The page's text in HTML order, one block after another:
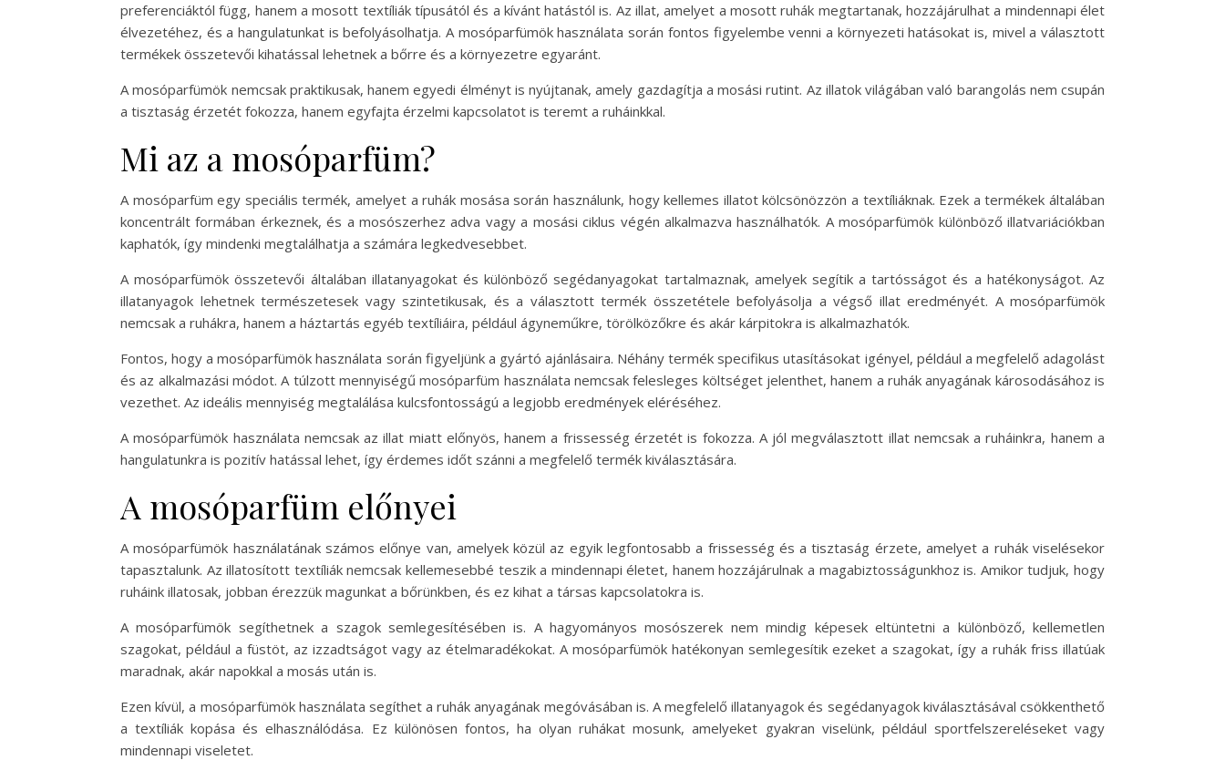
preferenciáktól függ, hanem a mosott textíliák típusától és a kívánt hatástól is. Az illat, amelyet a mosott ruhák megtartanak, hozzájárulhat a mindennapi élet
élvezetéhez, és a hangulatunkat is befolyásolhatja. A mosóparfümök használata során fontos figyelembe venni a környezeti hatásokat is, mivel a választott
termékek összetevői kihatással lehetnek a bőrre és a környezetre egyaránt.
A mosóparfümök nemcsak praktikusak, hanem egyedi élményt is nyújtanak, amely gazdagítja a mosási rutint. Az illatok világában való barangolás nem csupán
a tisztaság érzetét fokozza, hanem egyfajta érzelmi kapcsolatot is teremt a ruháinkkal.
Mi az a mosóparfüm?
A mosóparfüm egy speciális termék, amelyet a ruhák mosása során használunk, hogy kellemes illatot kölcsönözzön a textíliáknak. Ezek a termékek általában
koncentrált formában érkeznek, és a mosószerhez adva vagy a mosási ciklus végén alkalmazva használhatók. A mosóparfümök különböző illatvariációkban
kaphatók, így mindenki megtalálhatja a számára legkedvesebbet.
A mosóparfümök összetevői általában illatanyagokat és különböző segédanyagokat tartalmaznak, amelyek segítik a tartósságot és a hatékonyságot. Az
illatanyagok lehetnek természetesek vagy szintetikusak, és a választott termék összetétele befolyásolja a végső illat eredményét. A mosóparfümök
nemcsak a ruhákra, hanem a háztartás egyéb textíliáira, például ágyneműkre, törölközőkre és akár kárpitokra is alkalmazhatók.
Fontos, hogy a mosóparfümök használata során figyeljünk a gyártó ajánlásaira. Néhány termék specifikus utasításokat igényel, például a megfelelő adagolást
és az alkalmazási módot. A túlzott mennyiségű mosóparfüm használata nemcsak felesleges költséget jelenthet, hanem a ruhák anyagának károsodásához is
vezethet. Az ideális mennyiség megtalálása kulcsfontosságú a legjobb eredmények eléréséhez.
A mosóparfümök használata nemcsak az illat miatt előnyös, hanem a frissesség érzetét is fokozza. A jól megválasztott illat nemcsak a ruháinkra, hanem a
hangulatunkra is pozitív hatással lehet, így érdemes időt szánni a megfelelő termék kiválasztására.
A mosóparfüm előnyei
A mosóparfümök használatának számos előnye van, amelyek közül az egyik legfontosabb a frissesség és a tisztaság érzete, amelyet a ruhák viselésekor
tapasztalunk. Az illatosított textíliák nemcsak kellemesebbé teszik a mindennapi életet, hanem hozzájárulnak a magabiztosságunkhoz is. Amikor tudjuk, hogy
ruháink illatosak, jobban érezzük magunkat a bőrünkben, és ez kihat a társas kapcsolatokra is.
A mosóparfümök segíthetnek a szagok semlegesítésében is. A hagyományos mosószerek nem mindig képesek eltüntetni a különböző, kellemetlen
szagokat, például a füstöt, az izzadtságot vagy az ételmaradékokat. A mosóparfümök hatékonyan semlegesítik ezeket a szagokat, így a ruhák friss illatúak
maradnak, akár napokkal a mosás után is.
Ezen kívül, a mosóparfümök használata segíthet a ruhák anyagának megóvásában is. A megfelelő illatanyagok és segédanyagok kiválasztásával csökkenthető
a textíliák kopása és elhasználódása. Ez különösen fontos, ha olyan ruhákat mosunk, amelyeket gyakran viselünk, például sportfelszereléseket vagy
mindennapi viseletet.